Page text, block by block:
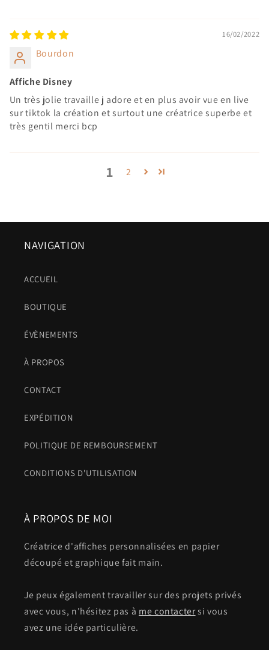
16/02/2022
Bourdon
Affiche Disney
Un très jolie travaille j adore et en plus avoir vue en live
sur tiktok la création et surtout une créatrice superbe et
très gentil merci bcp
1 2
NAVIGATION
ACCUEIL
BOUTIQUE
ÉVÈNEMENTS
À PROPOS
CONTACT
EXPÉDITION
POLITIQUE DE REMBOURSEMENT
CONDITIONS D'UTILISATION
À PROPOS DE MOI
Créatrice d'affiches personnalisées en papier
découpé et graphique fait main.
Je peux également travailler sur des projets privés
avec vous, n'hésitez pas à me contactersi vous
avez une idée particulière.